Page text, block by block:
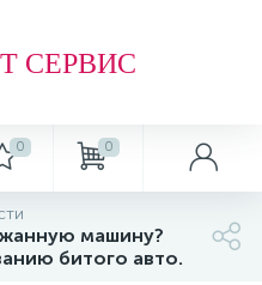
СЕРВИС
0 0
машину?
битого авто.